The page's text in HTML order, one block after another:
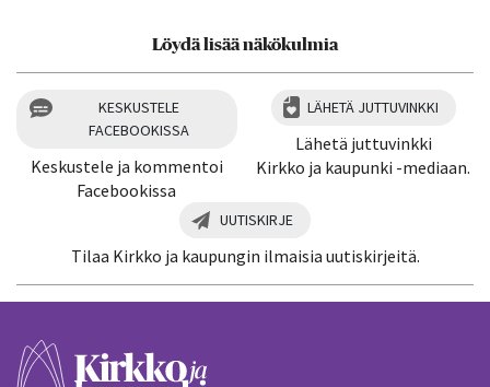
Löydä lisää näkökulmia
KESKUSTELE
FACEBOOKISSA
Keskustele ja kommentoi
Facebookissa
LÄHETÄ JUTTUVINKKI
Lähetä juttuvinkki
Kirkko ja kaupunki -mediaan.
UUTISKIRJE
Tilaa Kirkko ja kaupungin ilmaisia uutiskirjeitä.